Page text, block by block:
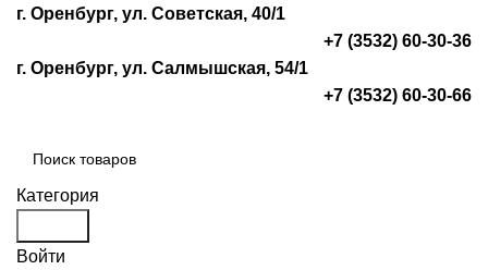
г. Оренбург, ул. Советская, 40/1
+7 (3532) 60-30-36
г. Оренбург, ул. Салмышская, 54/1
+7 (3532) 60-30-66
Категория
Войти